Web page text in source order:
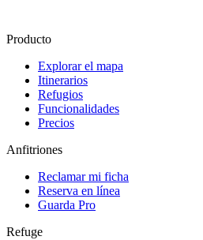
Producto
Explorar el mapa
Itinerarios
Refugios
Funcionalidades
Precios
Anfitriones
Reclamar mi ficha
Reserva en línea
Guarda Pro
Refuge